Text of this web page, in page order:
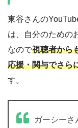
東谷さんの
は、自分のための
なので視聴者から
応援・関与でさら
す。
ガーシーさ